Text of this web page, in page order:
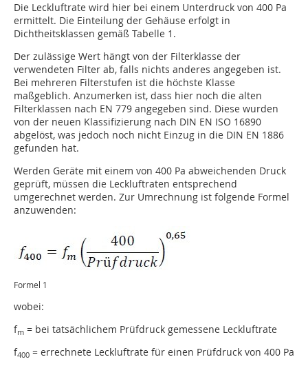
Die Leckluftrate wird hier bei einem Unterdruck von 400 Pa
ermittelt. Die Einteilung der Gehäuse erfolgt in
Dichtheitsklassen gemäß Tabelle 1.
Der zulässige Wert hängt von der Filterklasse der
verwendeten Filter ab, falls nichts anderes angegeben ist.
Bei mehreren Filterstufen ist die höchste Klasse
maßgeblich. Anzumerken ist, dass hier noch die alten
Filterklassen nach EN 779 angegeben sind. Diese wurden
von der neuen Klassifizierung nach DIN EN ISO 16890
abgelöst, was jedoch noch nicht Einzug in die DIN EN 1886
gefunden hat.
Werden Geräte mit einem von 400 Pa abweichenden Druck
geprüft, müssen die Leckluftraten entsprechend
umgerechnet werden. Zur Umrechnung ist folgende Formel
anzuwenden:
Formel 1
wobei:
fm = bei tatsächlichem Prüfdruck gemessene Leckluftrate
f400 = errechnete Leckluftrate für einen Prüfdruck von 400 Pa